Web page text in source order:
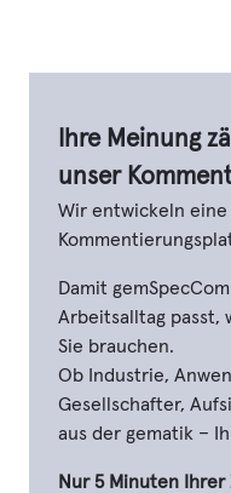
Ihre Meinung
unser
Wir entwickeln eine
Damit
Arbeitsalltag passt,
Sie brauchen.
Ob Industrie,
Gesellschafter,
aus der gematik –
Nur 5 Minuten Ihrer